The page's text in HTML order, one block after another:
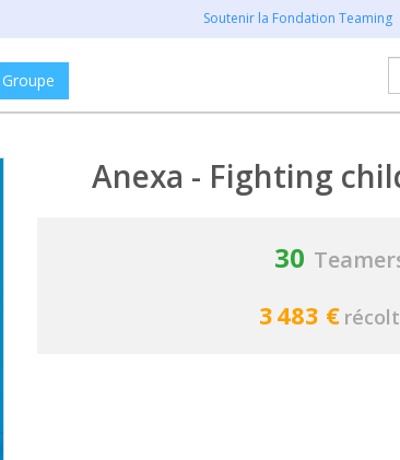
Soutenir la Fondation Teaming
Anexa - Fighting
30
3 483 €